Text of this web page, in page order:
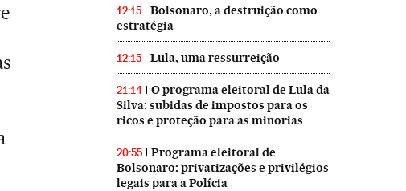
12:15
Bolsonaro, a destruição como
estratégia
12:15 Lula, uma ressurreição
21:14
O programa eleitoral de Lula da
Silva: subidas de impostos para os
ricos e proteção para as minorias
20:55
Programa eleitoral de
Bolsonaro: privatizações e privilégios
legais para a Polícia